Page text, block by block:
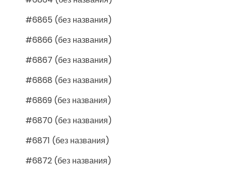
#6865 (без названия)
#6866 (без названия)
#6867 (без названия)
#6868 (без названия)
#6869 (без названия)
#6870 (без названия)
#6871 (без названия)
#6872 (без названия)